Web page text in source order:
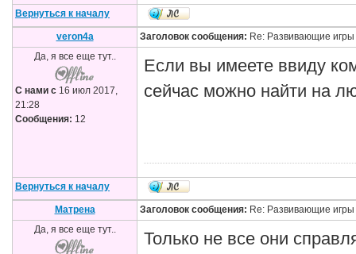
Вернуться к началу
veron4a Заголовок сообщения: Re: Развивающие игры
Да, я все еще тут..
С нами с 16 июл 2017,
21:28
Сообщения: 12
Если вы имеете ввиду
сейчас можно найти на
Вернуться к началу
Матрена Заголовок сообщения: Re: Развивающие игры
Да, я все еще тут..
Только не все они